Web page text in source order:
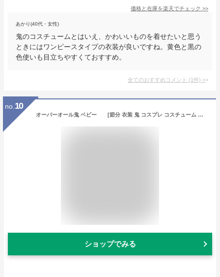
価格と在庫を楽天でチェック >>
あかり(40代・女性)
鬼のコスチュームとはいえ、かわいいものを着せたいと思う
ときにはワンピースタイプの衣装が良いですね。黄色と黒の
色使いも目立ちやすくておすすめ。
全てのおすすめコメント (1件) >
no. 10
オーバーオール鬼 ベビー [節分 衣装 鬼 コスプレ コスチューム 豆まき イベント なりきり 赤ちゃん ベビー 子供用 舞台劇 演劇 悪役 時代劇 仮装]【A-2059_901389(899297)】
ショップでみる